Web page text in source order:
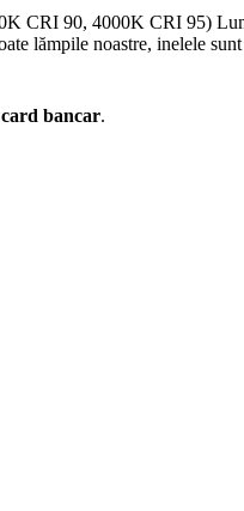
CRI 90, 4000K CRI 95)
lămpile noastre, inelele
bancar.